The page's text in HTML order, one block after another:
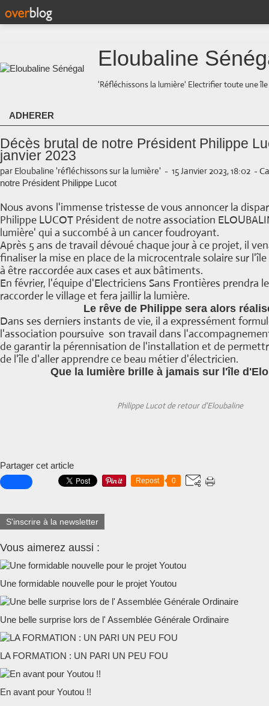
Eloubaline
'Réfléchissons la lumière' Electrifier toute une
ADHERER
Décès brutal de notre Président Philippe
janvier 2023
par Eloubaline 'réfléchissons sur la lumière' - 15 Janvier 2023, 18:02 -
notre Président Philippe Lucot
Nous avons l'immense tristesse de vous annoncer la
Philippe LUCOT Président de notre association
lumière' qui a succombé à un cancer foudroyant.
Après 5 ans de travail dévoué chaque jour à ce projet, il
finaliser la mise en place de la microcentrale solaire sur
à être raccordée aux cases et aux bâtiments.
En février, l'équipe d'Electriciens Sans Frontières prendra
raccorder le village et fera jaillir la lumière.
Le rêve de Philippe sera alors
Dans ses derniers instants de vie, il a expressément
l'association poursuive son travail dans
de garantir la pérennisation de l'installation et de
de l'île d'aller apprendre ce beau métier d'électricien.
Que la lumière brille à jamais sur l'île
Philippe Lucot de retour d'Eloubaline
Partager cet article
Repost 0
S'inscrire à la newsletter
Vous aimerez aussi :
Une formidable nouvelle pour le projet Youtou
Une belle surprise lors de l' Assemblée Générale Ordinaire
LA FORMATION : UN PARI UN PEU FOU
En avant pour Youtou !!